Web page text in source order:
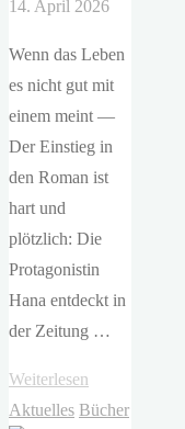
14. April 2026
Wenn das Leben
es nicht gut mit
einem meint —
Der Einstieg in
den Roman ist
hart und
plötzlich: Die
Protagonistin
Hana entdeckt in
der Zeitung …
Weiterlesen
Kawakami
Aktuelles Bücher